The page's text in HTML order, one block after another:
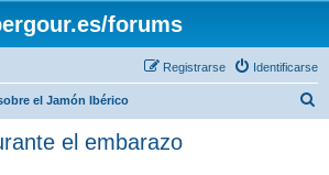
forums
Identificarse
Registrarse
el Jamón Ibérico
el embarazo